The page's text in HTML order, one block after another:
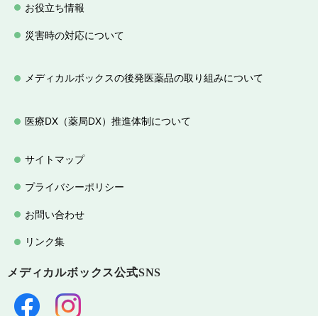
お役立ち情報
災害時の対応について
メディカルボックスの後発医薬品の取り組みについて
医療DX（薬局DX）推進体制について
サイトマップ
プライバシーポリシー
お問い合わせ
リンク集
メディカルボックス公式SNS